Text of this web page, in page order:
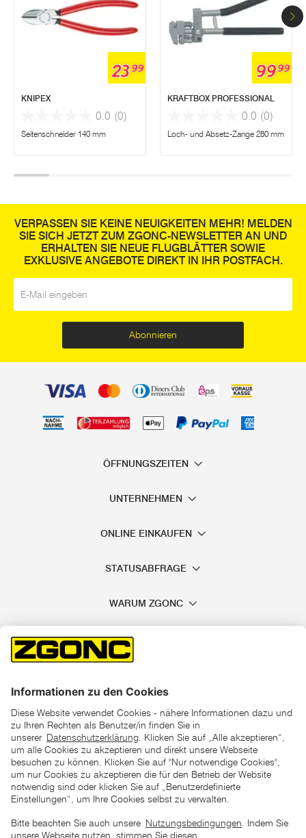
2399
KNIPEX
0.0 (0)
Seitenschneider 140 mm
9999
KRAFTBOX PROFESSIONAL
0.0 (0)
Loch- und Absetz-Zange 280 mm
VERPASSEN SIE KEINE NEUIGKEITEN MEHR! MELDEN
SIE SICH JETZT ZUM ZGONC-NEWSLETTER AN UND
ERHALTEN SIE NEUE FLUGBLÄTTER SOWIE
EXKLUSIVE ANGEBOTE DIREKT IN IHR POSTFACH.
Abonnieren
ÖFFNUNGSZEITEN
UNTERNEHMEN
ONLINE EINKAUFEN
STATUSABFRAGE
WARUM ZGONC
*der "statt"-Preis ist der niedrigste von uns in den letzten 30
Tagen vor Beginn dieser Aktion verlangte Preis
unter den UVP Preisen auf dieser Website sind die
zu verstehen